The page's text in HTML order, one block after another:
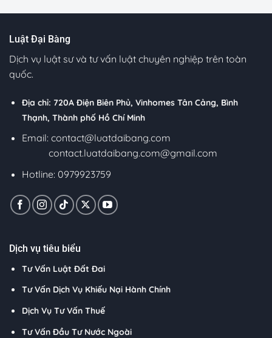
Luật Đại Bàng
Dịch vụ luật sư và tư vấn luật chuyên nghiệp trên toàn
quốc.
Địa chỉ: 720A Điện Biên Phủ, Vinhomes Tân Cảng, Bình
Thạnh, Thành phố Hồ Chí Minh
Email: contact@luatdaibang.com
contact.luatdaibang.com@gmail.com
Hotline: 0979923759
Dịch vụ tiêu biểu
Tư Vấn Luật Đất Đai
Tư Vấn Dịch Vụ Khiếu Nại Hành Chính
Dịch Vụ Tư Vấn Thuế
Tư Vấn Đầu Tư Nước Ngoài